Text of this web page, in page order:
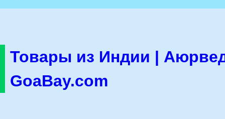
Товары из Индии |
GoaBay.com